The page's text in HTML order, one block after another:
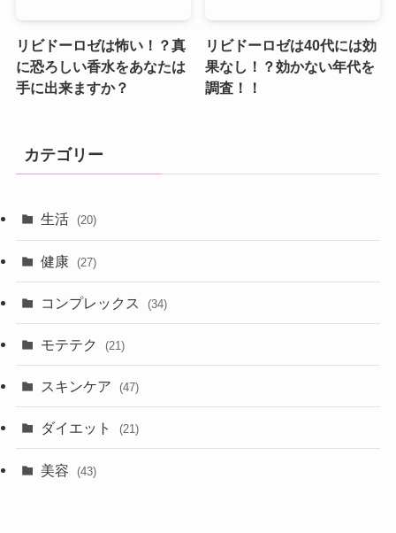
リビドーロゼは怖い！？真
に恐ろしい香水をあなたは
手に出来ますか？
リビドーロゼは40代には効
果なし！？効かない年代を
調査！！
カテゴリー
生活 (20)
健康 (27)
コンプレックス (34)
モテテク (21)
スキンケア (47)
ダイエット (21)
美容 (43)